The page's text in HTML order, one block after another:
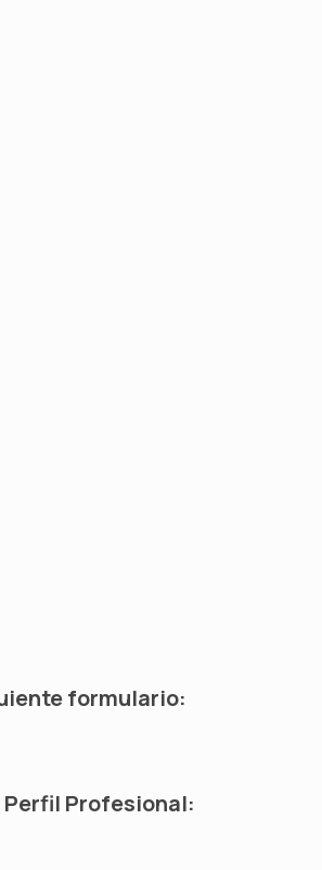
formulario:
Perfil Profesional: